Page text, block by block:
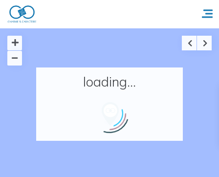
Accueil
Nos adresses en France
loading...